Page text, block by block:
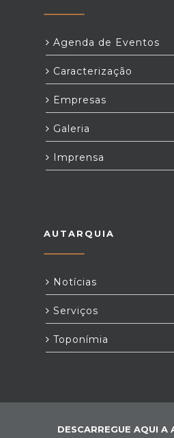
Agenda de Eventos
Caracterização
Empresas
Galeria
Imprensa
AUTARQUIA
Notícias
Serviços
Toponímia
DESCARREGUE AQUI A